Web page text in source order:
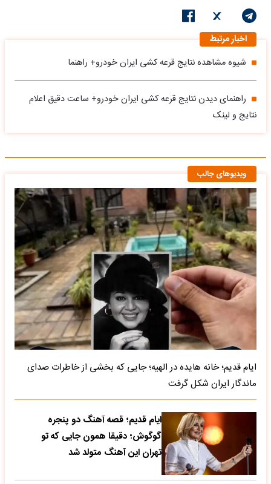
اخبار مرتبط
شیوه مشاهده نتایج قرعه کشی ایران خودرو+ راهنما
راهنمای دیدن نتایج قرعه کشی ایران خودرو+ ساعت دقیق اعلام
نتایج و لینک
ویدیوهای جالب
ایام قدیم؛ خانه هایده در الهیه؛ جایی که بخشی از خاطرات صدای
ماندگار ایران شکل گرفت
ایام قدیم؛ قصه آهنگ دو پنجره
گوگوش؛ دقیقا همون جایی که تو
تهران این آهنگ متولد شد